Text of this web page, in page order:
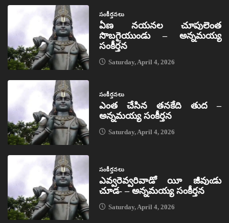
సంకీర్తనలు
ఏణ నయనల చూపులెంత
సొబగైయుండు – అన్నమయ్య
సంకీర్తన
Saturday, April 4, 2026
సంకీర్తనలు
ఎంత చేసిన తనకేది తుద –
అన్నమయ్య సంకీర్తన
Saturday, April 4, 2026
సంకీర్తనలు
ఎవ్వరెవ్వరివాడో యీ జీవుఁడు
చూడ- – అన్నమయ్య సంకీర్తన
Saturday, April 4, 2026